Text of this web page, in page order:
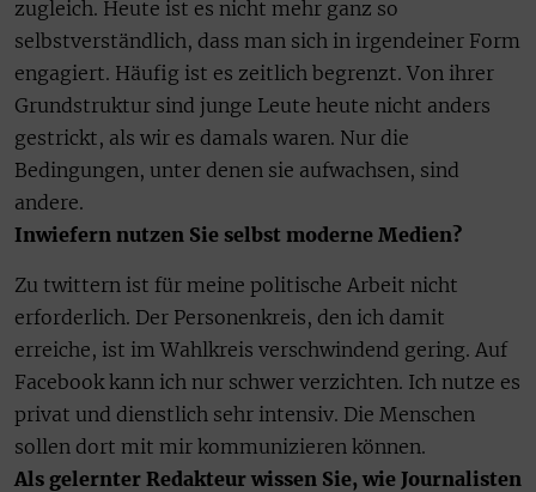
zugleich. Heute ist es nicht mehr ganz so
selbstverständlich, dass man sich in irgendeiner Form
engagiert. Häufig ist es zeitlich begrenzt. Von ihrer
Grundstruktur sind junge Leute heute nicht anders
gestrickt, als wir es damals waren. Nur die
Bedingungen, unter denen sie aufwachsen, sind
andere.
Inwiefern nutzen Sie selbst moderne Medien?
Zu twittern ist für meine politische Arbeit nicht
erforderlich. Der Personenkreis, den ich damit
erreiche, ist im Wahlkreis verschwindend gering. Auf
Facebook kann ich nur schwer verzichten. Ich nutze es
privat und dienstlich sehr intensiv. Die Menschen
sollen dort mit mir kommunizieren können.
Als gelernter Redakteur wissen Sie, wie Journalisten